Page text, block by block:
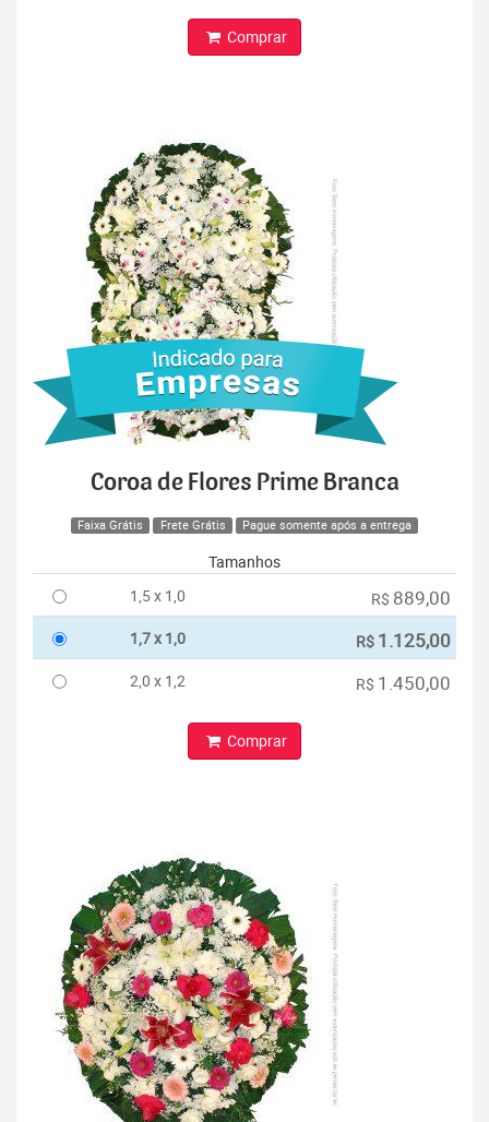
Comprar
Coroa de Flores Prime Branca
Faixa Grátis Frete Grátis Pague somente após a entrega
Tamanhos
1,5 x 1,0
R$ 889,00
1,7 x 1,0 R$ 1.125,00
2,0 x 1,2 R$ 1.450,00
Comprar